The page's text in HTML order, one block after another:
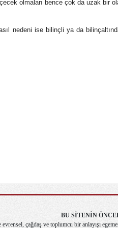
olmaları bence çok da uzak bir
nedeni ise bilinçli ya da
BU SİTENİN
evrensel, çağdaş ve toplumcu bir anlayışı